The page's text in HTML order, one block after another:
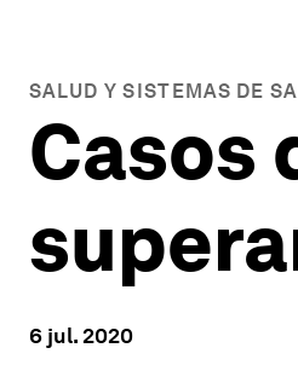
SALUD Y SISTEMAS DE
Casos
6 jul. 2020